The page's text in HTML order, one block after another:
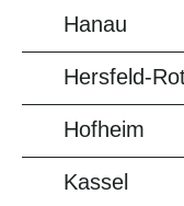
Hanau
Hersfeld-
Hofheim
Kassel